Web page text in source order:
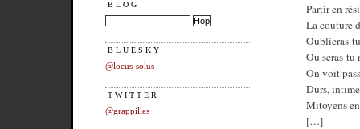
BLOG
BLUESKY
@locus-solus
TWITTER
@grappilles
Partir en
La couture
Oublieras-
Ou seras-tu
On voit
Durs,
Mitoyens
[…]